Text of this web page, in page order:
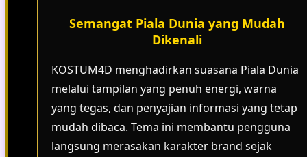
Semangat Piala Dunia yang Mudah
Dikenali
KOSTUM4D menghadirkan suasana Piala Dunia
melalui tampilan yang penuh energi, warna
yang tegas, dan penyajian informasi yang tetap
mudah dibaca. Tema ini membantu pengguna
langsung merasakan karakter brand sejak